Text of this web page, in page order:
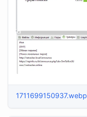
1711699150937.webp